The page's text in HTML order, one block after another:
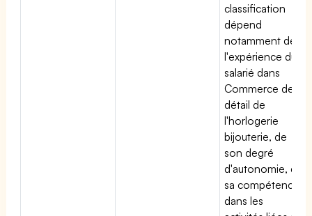
classification
dépend
notamment de
l'expérience du
salarié dans
Commerce de
détail de
l'horlogerie
bijouterie, de
son degré
d'autonomie, de
sa compétence
dans les